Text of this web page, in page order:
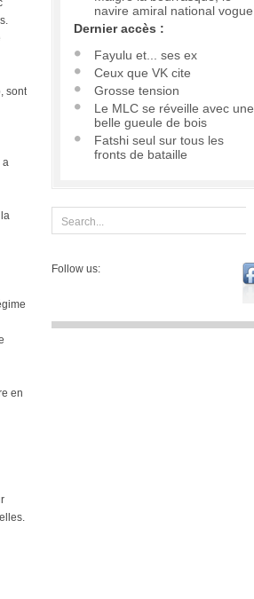
sont
a
en
navire amiral national vogue
Dernier accès :
Fayulu et... ses ex
Ceux que VK cite
Grosse tension
Le MLC se réveille avec une
belle gueule de bois
Fatshi seul sur tous les
fronts de bataille
Follow us: